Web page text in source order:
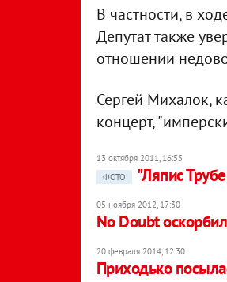
В частности, в
Депутат также
отношении
Сергей Михалок,
концерт,
13 октября 2011, 16:55
ФОТО
"Ляпис
05 ноября 2012, 17:30
No Doubt
20 февраля 2014, 12:30
Приходько